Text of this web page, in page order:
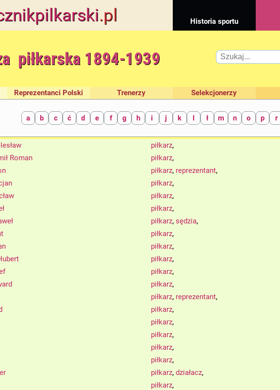
pilkarski.pl Historia sportu
piłkarska 1894-1939
Reprezentanci Polski Trenerzy Selekcjonerzy
a b c ć d e f g h i j k l ł m n o p r
piłkarz,
Roman piłkarz,
piłkarz, reprezentant,
piłkarz,
piłkarz,
piłkarz,
piłkarz, sędzia,
piłkarz,
piłkarz,
piłkarz,
piłkarz,
piłkarz,
piłkarz, reprezentant,
piłkarz,
piłkarz,
piłkarz,
piłkarz,
piłkarz,
piłkarz, działacz,
piłkarz,